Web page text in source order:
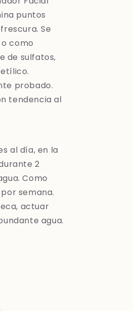
puntos
Se
como
de sulfatos,
probado.
tendencia al
al día, en la
2
Como
semana.
actuar
agua.